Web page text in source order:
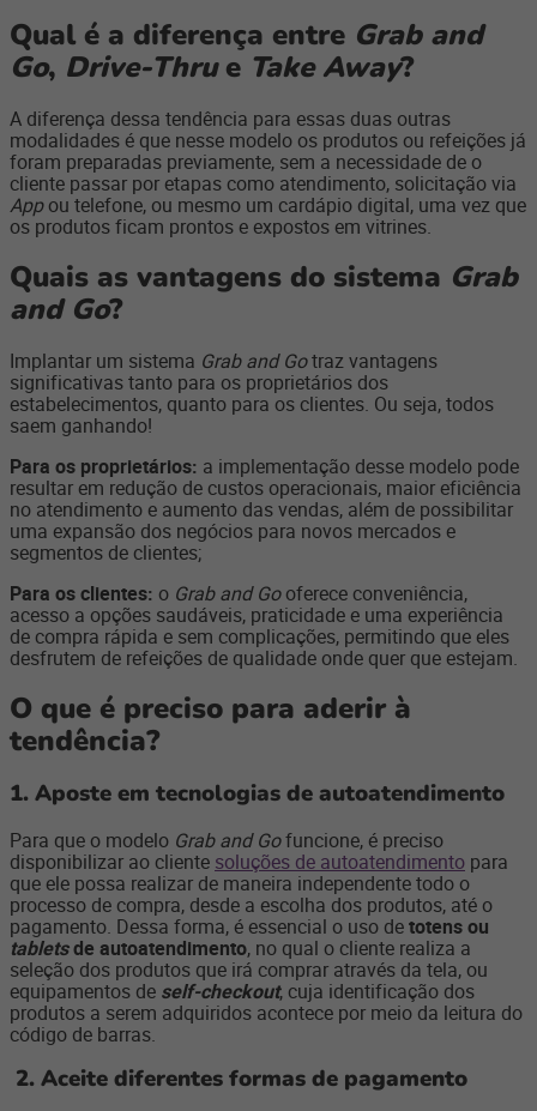
Qual é a diferença entre Grab and
Go, Drive-Thrue Take Away?
A diferença dessa tendência para essas duas outras
modalidades é que nesse modelo os produtos ou refeições já
foram preparadas previamente, sem a necessidade de o
cliente passar por etapas como atendimento, solicitação via
Appou telefone, ou mesmo um cardápio digital, uma vez que
os produtos ficam prontos e expostos em vitrines.
Quais as vantagens do sistema Grab
and Go?
Implantar um sistema Grab and Gotraz vantagens
significativas tanto para os proprietários dos
estabelecimentos, quanto para os clientes. Ou seja, todos
saem ganhando!
Para os proprietários: a implementação desse modelo pode
resultar em redução de custos operacionais, maior eficiência
no atendimento e aumento das vendas, além de possibilitar
uma expansão dos negócios para novos mercados e
segmentos de clientes;
Para os clientes: o Grab and Gooferece conveniência,
acesso a opções saudáveis, praticidade e uma experiência
de compra rápida e sem complicações, permitindo que eles
desfrutem de refeições de qualidade onde quer que estejam.
O que é preciso para aderir à
tendência?
1. Aposte em tecnologias de autoatendimento
Para que o modelo Grab and Gofuncione, é preciso
disponibilizar ao cliente soluções de autoatendimento para
que ele possa realizar de maneira independente todo o
processo de compra, desde a escolha dos produtos, até o
pagamento. Dessa forma, é essencial o uso detotens ou
tabletsde autoatendimento, no qual o cliente realiza a
seleção dos produtos que irá comprar através da tela, ou
equipamentos de self-checkout, cuja identificação dos
produtos a serem adquiridos acontece por meio da leitura do
código de barras.
2.Aceite diferentes formas de pagamento